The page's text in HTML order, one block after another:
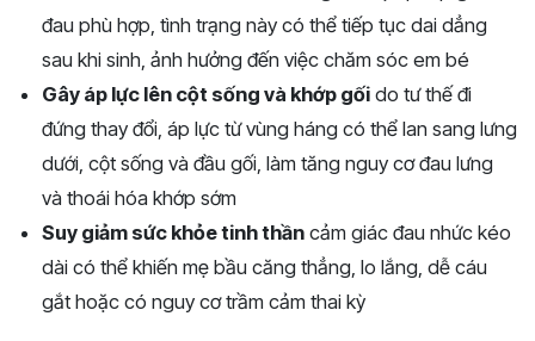
đau phù hợp, tình trạng này có thể tiếp tục dai dẳng
sau khi sinh, ảnh hưởng đến việc chăm sóc em bé
Gây áp lực lên cột sống và khớp gối do tư thế đi
đứng thay đổi, áp lực từ vùng háng có thể lan sang lưng
dưới, cột sống và đầu gối, làm tăng nguy cơ đau lưng
và thoái hóa khớp sớm
Suy giảm sức khỏe tinh thần cảm giác đau nhức kéo
dài có thể khiến mẹ bầu căng thẳng, lo lắng, dễ cáu
gắt hoặc có nguy cơ trầm cảm thai kỳ